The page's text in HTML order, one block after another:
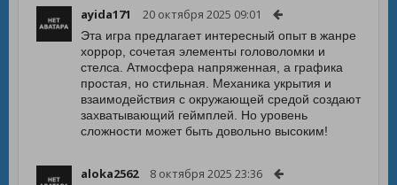
ayida171 20 октября 2025 09:01
Эта игра предлагает интересный опыт в жанре
хоррор, сочетая элементы головоломки и
стелса. Атмосфера напряженная, а графика
простая, но стильная. Механика укрытия и
взаимодействия с окружающей средой создают
захватывающий геймплей. Но уровень
сложности может быть довольно высоким!
aloka2562 8 октября 2025 23:36